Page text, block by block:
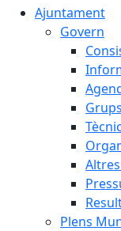
Ajuntament
Govern
Plens